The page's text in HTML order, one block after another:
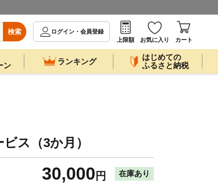
検索
ログイン・会員登録
上限額
お気に入り カート
ン ランキング
はじめての
ふるさと納税
ス（3か月）
30,000 円 在庫あり